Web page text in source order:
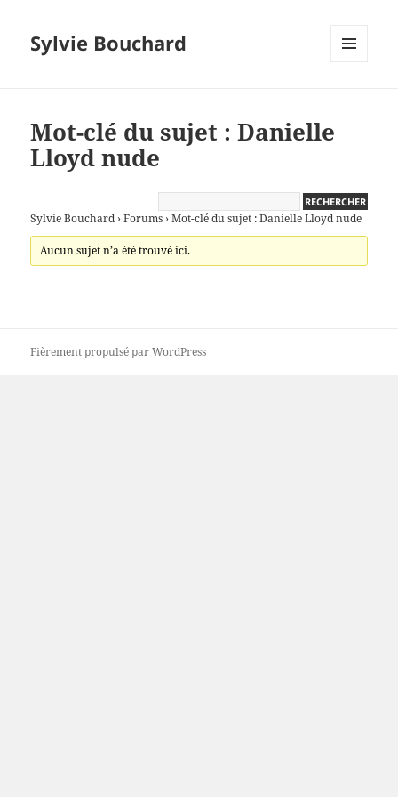
Sylvie Bouchard
Mot-clé du sujet : Danielle
Lloyd nude
Sylvie Bouchard › Forums › Mot-clé du sujet : Danielle Lloyd nude
Aucun sujet n’a été trouvé ici.
Fièrement propulsé par WordPress